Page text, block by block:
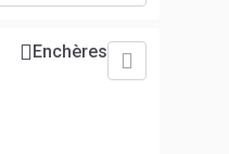
Enchères